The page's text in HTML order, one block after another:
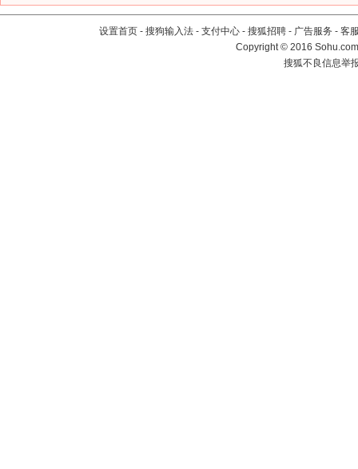
设置首页 - 搜狗输入法 - 支付中心 - 搜狐招聘 - 广告服务 - 客
Copyright©2016
搜狐不良信息举